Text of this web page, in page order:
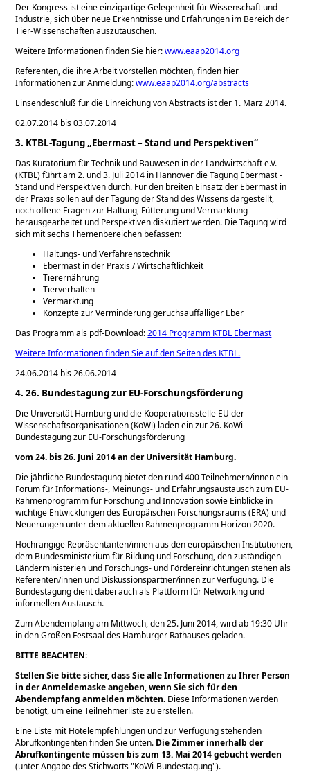
Der Kongress ist eine einzigartige Gelegenheit für Wissenschaft und
Industrie, sich über neue Erkenntnisse und Erfahrungen im Bereich der
Tier-Wissenschaften auszutauschen.
Weitere Informationen finden Sie hier:www.eaap2014.org
Referenten, die ihre Arbeit vorstellen möchten, finden hier
Informationen zur Anmeldung:www.eaap2014.org/abstracts
Einsendeschluß für die Einreichung von Abstracts ist der 1. März 2014.
02.07.2014 bis 03.07.2014
3. KTBL-Tagung „Ebermast – Stand und Perspektiven“
Das Kuratorium für Technik und Bauwesen in der Landwirtschaft e.V.
(KTBL) führt am 2. und 3. Juli 2014 in Hannover die Tagung Ebermast -
Stand und Perspektiven durch. Für den breiten Einsatz der Ebermast in
der Praxis sollen auf der Tagung der Stand des Wissens dargestellt,
noch offene Fragen zur Haltung, Fütterung und Vermarktung
herausgearbeitet und Perspektiven diskutiert werden. Die Tagung wird
sich mit sechs Themenbereichen befassen:
Haltungs- und Verfahrenstechnik
Ebermast in der Praxis / Wirtschaftlichkeit
Tierernährung
Tierverhalten
Vermarktung
Konzepte zur Verminderung geruchsauffälliger Eber
Das Programm als pdf-Download:2014 Programm KTBL Ebermast
Weitere Informationen finden Sie auf den Seiten des KTBL.
24.06.2014 bis 26.06.2014
4. 26. Bundestagung zur EU-Forschungsförderung
Die Universität Hamburg und die Kooperationsstelle EU der
Wissenschaftsorganisationen (KoWi) laden ein zur 26. KoWi-
Bundestagung zur EU-Forschungsförderung
vom 24. bis 26. Juni 2014 an der Universität Hamburg.
Die jährliche Bundestagung bietet den rund 400 Teilnehmern/innen ein
Forum für Informations-, Meinungs- und Erfahrungsaustausch zum EU-
Rahmenprogramm für Forschung und Innovation sowie Einblicke in
wichtige Entwicklungen des Europäischen Forschungsraums (ERA) und
Neuerungen unter dem aktuellen Rahmenprogramm Horizon 2020.
Hochrangige Repräsentanten/innen aus den europäischen Institutionen,
dem Bundesministerium für Bildung und Forschung, den zuständigen
Länderministerien und Forschungs- und Fördereinrichtungen stehen als
Referenten/innen und Diskussionspartner/innen zur Verfügung. Die
Bundestagung dient dabei auch als Plattform für Networking und
informellen Austausch.
Zum Abendempfang am Mittwoch, den 25. Juni 2014, wird ab 19:30 Uhr
in den Großen Festsaal des Hamburger Rathauses geladen.
BITTE BEACHTEN:
Stellen Sie bitte sicher, dass Sie alle Informationen zu Ihrer Person
in der Anmeldemaske angeben, wenn Sie sich für den
Abendempfang anmelden möchten. Diese Informationen werden
benötigt, um eine Teilnehmerliste zu erstellen.
Eine Liste mit Hotelempfehlungen und zur Verfügung stehenden
Abrufkontingenten finden Sie unten. Die Zimmer innerhalb der
Abrufkontingente müssen bis zum 13. Mai 2014 gebucht werden
(unter Angabe des Stichworts KoWi-Bundestagung ).